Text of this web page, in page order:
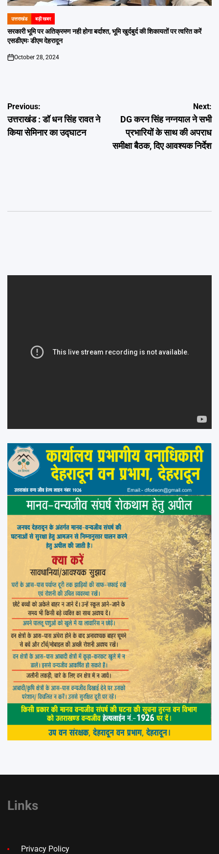
POSTED
IN
उत्तराखंड बड़ी खबर
सरकारी भूमि पर अतिक्रमण नही होगा बर्दाश्त, भूमि खुर्दबुर्द की शिकायतों पर त्वरित करें
एसडीएमः डीएम देहरादून
on
October 28, 2024
Post
navigation
Previous:
उत्तराखंड : डॉ धन सिंह रावत ने
किया सेमिनार का उद्घाटन
Next:
DG करन सिंह नग्नयाल ने सभी
प्रभारियों के साथ की अपराध
समीक्षा बैठक, दिए आवश्यक निर्देश
Links
Privacy Policy